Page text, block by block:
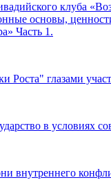
клуба
основы,
Часть 1.
Роста" глазами
в условиях
внутреннего